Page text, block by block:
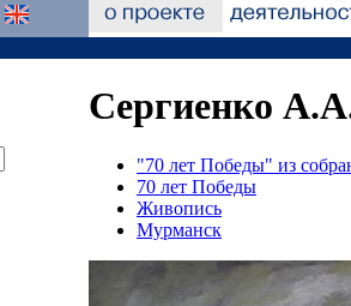
Сергиенко
"70 лет Победы" из
70 лет Победы
Живопись
Мурманск